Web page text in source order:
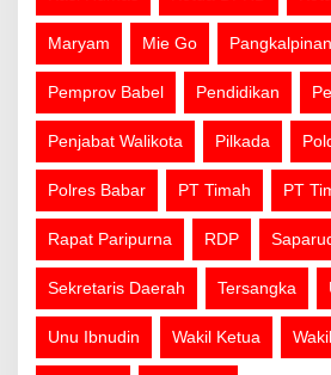
Maryam Mie Go
Pemprov Babel Pendidikan
Penjabat Walikota Pilkada
Polres Babar PT Timah PT
Rapat Paripurna RDP
Sekretaris Daerah Tersangka
Unu Ibnudin Wakil Ketua